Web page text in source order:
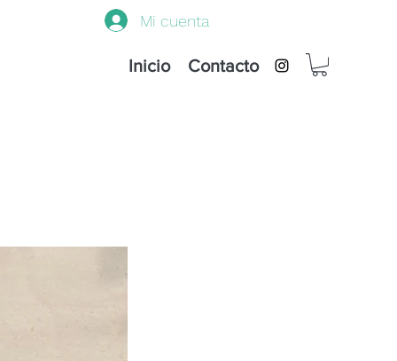
Inicio Contacto
Mi cuenta